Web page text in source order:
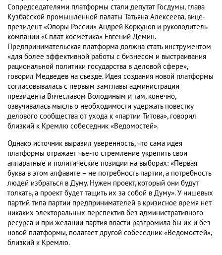
Сопредседателями платформы стали депутат Госдумы, глава
Кузбасской промышленной палаты Татьяна Алексеева, вице-
президент «Опоры России» Андрей Коркунов и руководитель
компании «Сплат косметика» Евгений Демин.
Предпринимательская платформа должна стать инструментом
«для более эффективной работы с бизнесом и выстраивания
рациональной политики государства в деловой сфере»,
говорил Медведев на съезде. Идея создания новой платформы
согласовывалась с первым замглавы администрации
президента Вячеславом Володиным и там, конечно,
озвучивалась мысль о необходимости удержать повестку
делового сообщества от ухода к «партии Титова», говорил
близкий к Кремлю собеседник «Ведомостей».
Однако источник выразил уверенность, что сама идея
платформы отражает чье-то стремление укрепить свои
аппаратные и политические позиции на выборах: «Первая
буква в этом алфавите – не потребность партии, а потребность
людей избраться в Думу. Нужен проект, который они будут
толкать, а проект будет тащить их за собой в Думу». У нишевых
партий типа партии предпринимателей в кризисное время нет
никаких электоральных перспектив без административного
ресурса и при желании партия власти разгромила бы их и без
новой платформы, полагает другой собеседник «Ведомостей»,
близкий к Кремлю.